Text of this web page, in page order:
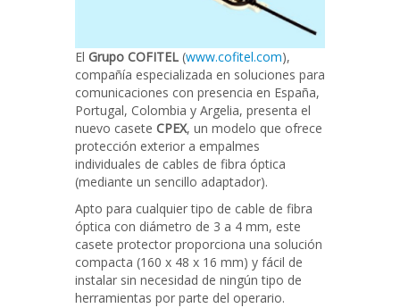
El Grupo COFITEL (www.cofitel.com),
compañía especializada en soluciones para
comunicaciones con presencia en España,
Portugal, Colombia y Argelia, presenta el
nuevo casete CPEX, un modelo que ofrece
protección exterior a empalmes
individuales de cables de fibra óptica
(mediante un sencillo adaptador).
Apto para cualquier tipo de cable de fibra
óptica con diámetro de 3 a 4 mm, este
casete protector proporciona una solución
compacta (160 x 48 x 16 mm) y fácil de
instalar sin necesidad de ningún tipo de
herramientas por parte del operario.